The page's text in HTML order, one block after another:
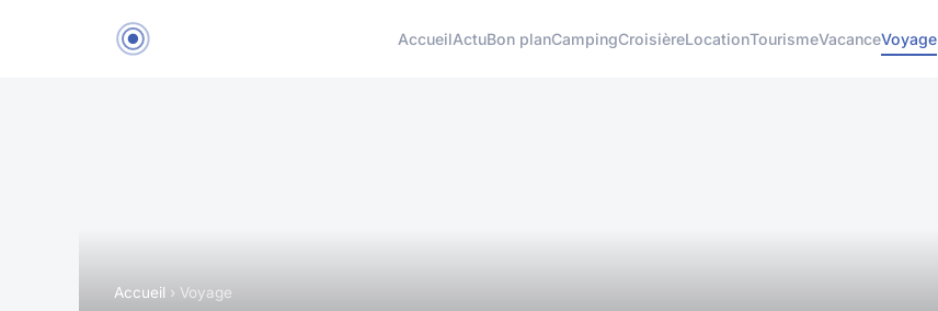
AccueilActuBon planCampingCroisièreLocationTourismeVacanceVoyage
Accueil › Voyage